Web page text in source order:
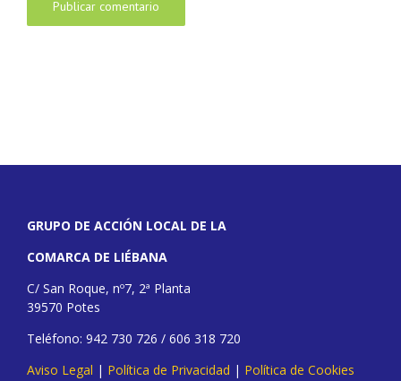
GRUPO DE ACCIÓN LOCAL DE LA
COMARCA DE LIÉBANA
C/ San Roque, nº7, 2ª Planta
39570 Potes
Teléfono: 942 730 726 / 606 318 720
Aviso Legal | Política de Privacidad | Política de Cookies